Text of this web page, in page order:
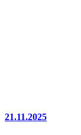
21.11.2025